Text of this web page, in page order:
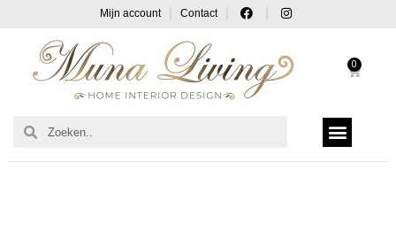
Mijn account Contact
0